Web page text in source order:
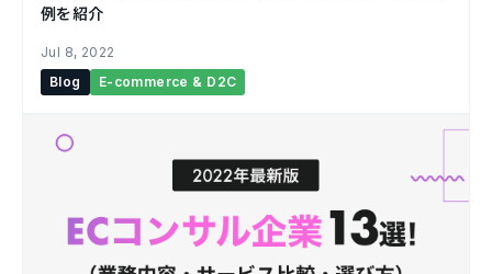
例を紹介 ￼
Jul 8, 2022
Blog
E-commerce & D2C